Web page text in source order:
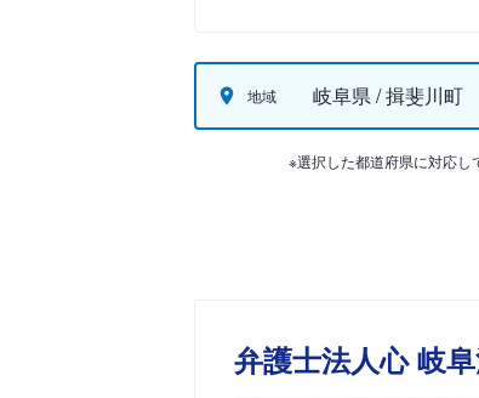
地域 岐阜県 / 揖斐川町
※選択した都道府県に対応し
弁護士法人心 岐